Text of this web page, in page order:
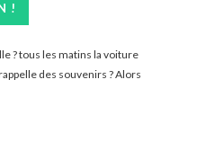
!
? tous les matins la voiture
des souvenirs ? Alors